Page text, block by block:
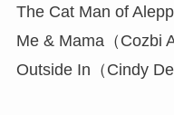
The Cat Man of
Me & Mama（Cozbi
Outside In（Cindy